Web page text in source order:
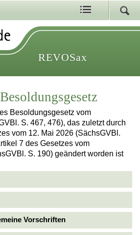
REVOSax
Besoldungsgesetz vom
S. 467, 476), das zuletzt durch
vom 12. Mai 2026 (SächsGVBl.
7 des Gesetzes vom
S. 190) geändert worden ist
Vorschriften